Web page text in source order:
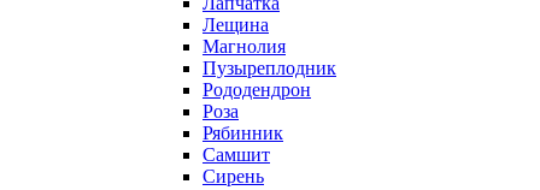
Лещина
Магнолия
Пузыреплодник
Рододендрон
Роза
Рябинник
Самшит
Сирень